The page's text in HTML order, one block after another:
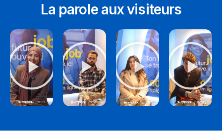
La parole aux visiteurs